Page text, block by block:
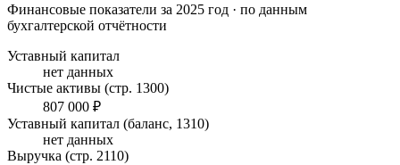
Финансовые показатели за 2025 год · по данным
бухгалтерской отчётности
Уставный капитал
нет данных
Чистые активы (стр. 1300)
807 000 ₽
Уставный капитал (баланс, 1310)
нет данных
Выручка (стр. 2110)